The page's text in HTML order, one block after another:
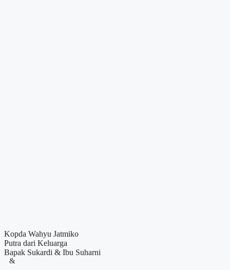
Kopda Wahyu Jatmiko
Putra dari Keluarga
Bapak Sukardi & Ibu Suharni
&